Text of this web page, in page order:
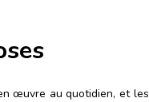
œuvre au quotidien, et les